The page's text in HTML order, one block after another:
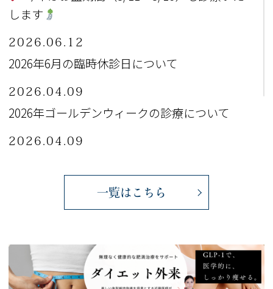
します
2026.06.12
2026年6月の臨時休診日について
2026.04.09
2026年ゴールデンウィークの診療について
2026.04.09
2026年4月の臨時休診日について
一覧はこちら